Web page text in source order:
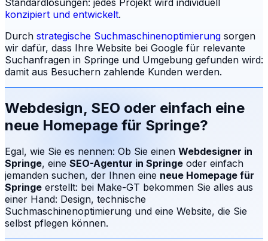
konzipiert und entwickelt.
Durch strategische Suchmaschinenoptimierung sorgen
wir dafür, dass Ihre Website bei Google für relevante
Suchanfragen in Springe und Umgebung gefunden wird:
damit aus Besuchern zahlende Kunden werden.
Webdesign, SEO oder einfach eine
neue Homepage für Springe?
Egal, wie Sie es nennen: Ob Sie einen Webdesigner in
Springe, eine SEO-Agentur in Springe oder einfach
jemanden suchen, der Ihnen eine neue Homepage für
Springe erstellt: bei Make-GT bekommen Sie alles aus
einer Hand: Design, technische
Suchmaschinenoptimierung und eine Website, die Sie
selbst pflegen können.